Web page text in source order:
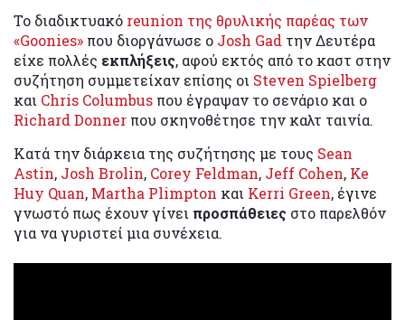
Το διαδικτυακό reunion της θρυλικής παρέας των
«Goonies» που διοργάνωσε ο Josh Gad την Δευτέρα
είχε πολλές εκπλήξεις, αφού εκτός από το καστ στην
συζήτηση συμμετείχαν επίσης οι Steven Spielberg
και Chris Columbus που έγραψαν το σενάριο και ο
Richard Donner που σκηνοθέτησε την καλτ ταινία.
Κατά την διάρκεια της συζήτησης με τους Sean
Astin, Josh Brolin, Corey Feldman, Jeff Cohen, Ke
Huy Quan, Martha Plimpton και Kerri Green, έγινε
γνωστό πως έχουν γίνει προσπάθειες στο παρελθόν
για να γυριστεί μια συνέχεια.